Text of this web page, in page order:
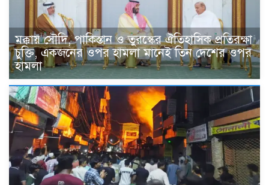
মক্কায় সৌদি, পাকিস্তান ও তুরস্কের ঐতিহাসিক প্রতিরক্ষা
চুক্তি, একজনের ওপর হামলা মানেই তিন দেশের ওপর
হামলা